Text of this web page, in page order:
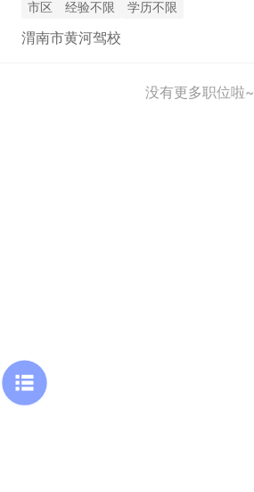
市区 经验不限 学历不限
渭南市黄河驾校
没有更多职位啦~